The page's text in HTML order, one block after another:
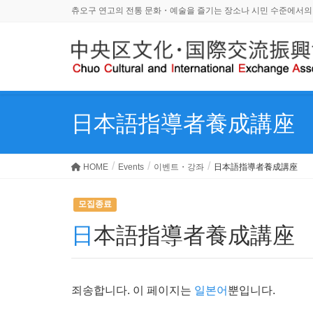
츄오구 연고의 전통 문화・예술을 즐기는 장소나 시민 수준에서
日本語指導者養成講座
HOME Events 이벤트・강좌 日本語指導者養成講座
모집종료
日本語指導者養成講座
죄송합니다. 이 페이지는 일본어 뿐입니다.